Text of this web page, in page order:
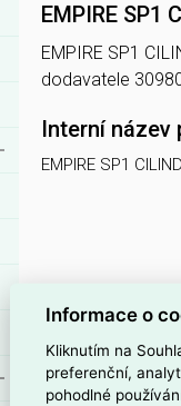
EMPIRE SP1
EMPIRE SP1
dodavatele
Interní název
EMPIRE SP1
Informace o
Kliknutím na
preferenční,
pohodlné